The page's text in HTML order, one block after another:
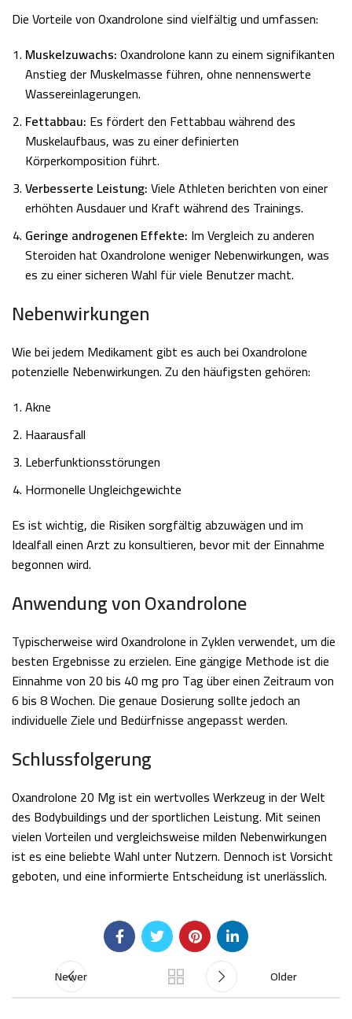
Die Vorteile von Oxandrolone sind vielfältig und umfassen:
Muskelzuwachs:Oxandrolone kann zu einem signifikanten
Anstieg der Muskelmasse führen, ohne nennenswerte
Wassereinlagerungen.
Fettabbau: Es fördert den Fettabbau während des
Muskelaufbaus, was zu einer definierten
Körperkomposition führt.
Verbesserte Leistung:Viele Athleten berichten von einer
erhöhten Ausdauer und Kraft während des Trainings.
Geringe androgenen Effekte: Im Vergleich zu anderen
Steroiden hat Oxandrolone weniger Nebenwirkungen, was
es zu einer sicheren Wahl für viele Benutzer macht.
Nebenwirkungen
Wie bei jedem Medikament gibt es auch bei Oxandrolone
potenzielle Nebenwirkungen. Zu den häufigsten gehören:
Akne
Haarausfall
Leberfunktionsstörungen
Hormonelle Ungleichgewichte
Es ist wichtig, die Risiken sorgfältig abzuwägen und im
Idealfall einen Arzt zu konsultieren, bevor mit der Einnahme
begonnen wird.
Anwendung von Oxandrolone
Typischerweise wird Oxandrolone in Zyklen verwendet, um die
besten Ergebnisse zu erzielen. Eine gängige Methode ist die
Einnahme von 20 bis 40 mg pro Tag über einen Zeitraum von
6 bis 8 Wochen. Die genaue Dosierung sollte jedoch an
individuelle Ziele und Bedürfnisse angepasst werden.
Schlussfolgerung
Oxandrolone 20 Mg ist ein wertvolles Werkzeug in der Welt
des Bodybuildings und der sportlichen Leistung. Mit seinen
vielen Vorteilen und vergleichsweise milden Nebenwirkungen
ist es eine beliebte Wahl unter Nutzern. Dennoch ist Vorsicht
geboten, und eine informierte Entscheidung ist unerlässlich.
Newer Older